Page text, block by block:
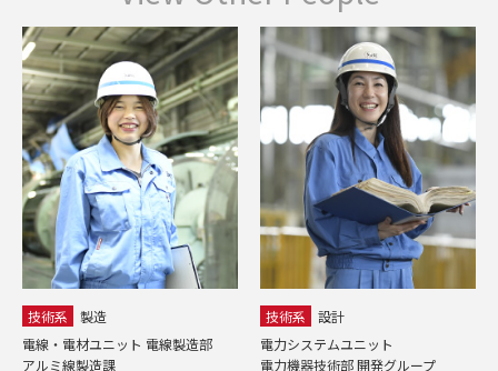
電線製造部
電力システムユニット
電力機器技術部 開発グループ
電装・コンポーネン
電機営業課